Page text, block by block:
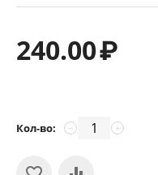
240.00₽
Кол-во: +
−